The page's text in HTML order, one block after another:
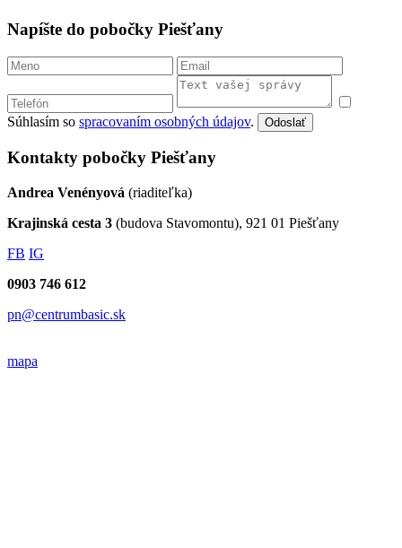
Napíšte do pobočky Piešťany
Súhlasím so spracovaním osobných údajov. Odoslať
Kontakty pobočky Piešťany
Andrea Venényová (riaditeľka)
Krajinská cesta 3 (budova Stavomontu), 921 01 Piešťany
FB IG
0903 746 612
pn@centrumbasic.sk
mapa